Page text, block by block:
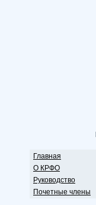
Главная
О КРФО
Руководство
Почетные члены